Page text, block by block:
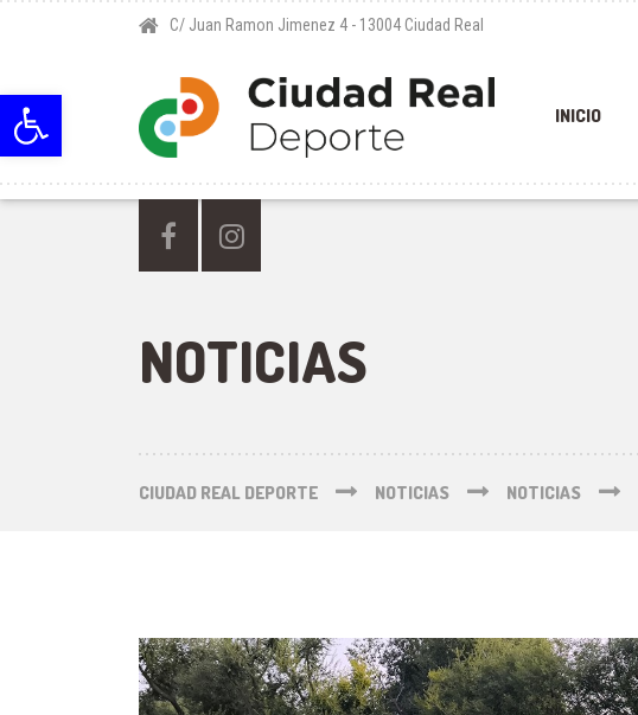
Abrir barra de herramientas
C/ Juan Ramon Jimenez 4 - 13004 Ciudad Real
INICIO
NOTICIAS
CIUDAD REAL DEPORTE NOTICIAS NOTICIAS